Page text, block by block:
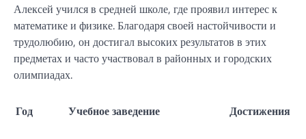
Алексей учился в средней школе, где проявил интерес к
математике и физике. Благодаря своей настойчивости и
трудолюбию, он достигал высоких результатов в этих
предметах и часто участвовал в районных и городских
олимпиадах.
Год Учебное заведение Достижения